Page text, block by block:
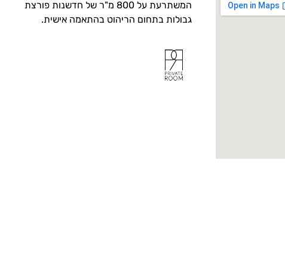
המשתרעת על 800 מ"ר של חדשנות פורצת
גבולות בתחום הריהוט בהתאמה אישית.